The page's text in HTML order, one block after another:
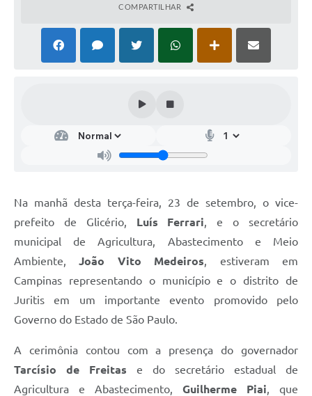
COMPARTILHAR
Na manhã desta terça-feira, 23 de setembro, o vice-
prefeito de Glicério, Luís Ferrari , e o secretário
municipal de Agricultura, Abastecimento e Meio
Ambiente, João Vito Medeiros , estiveram em
Campinas representando o município e o distrito de
Juritis em um importante evento promovido pelo
Governo do Estado de São Paulo.
A cerimônia contou com a presença do governador
Tarcísio de Freitas e do secretário estadual de
Agricultura e Abastecimento, Guilherme Piai , que